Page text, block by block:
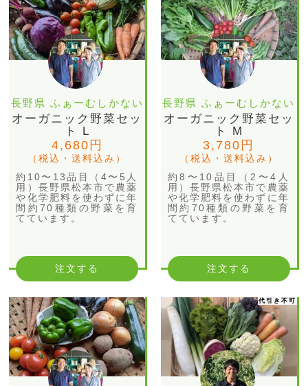
長野県 ふぁーむしかない
オーガニック野菜セッ
ト L
4,680円
（税込・送料込み）
約10〜13品目（4〜5人
用）長野県松本市で農薬
や化学肥料を使わずに年
間約70種類の野菜を育
てています。
注文する
長野県 ふぁーむしかない
オーガニック野菜セッ
ト M
3,780円
（税込・送料込み）
約8〜10品目（2〜4人
用）長野県松本市で農薬
や化学肥料を使わずに年
間約70種類の野菜を育
てています。
注文する
代引き不可